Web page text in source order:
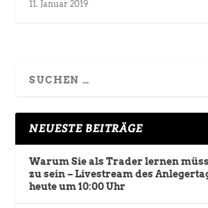
11. Januar 2019
NEUESTE BEITRÄGE
Warum Sie als Trader lernen
zu sein – Livestream des
heute um 10:00 Uhr